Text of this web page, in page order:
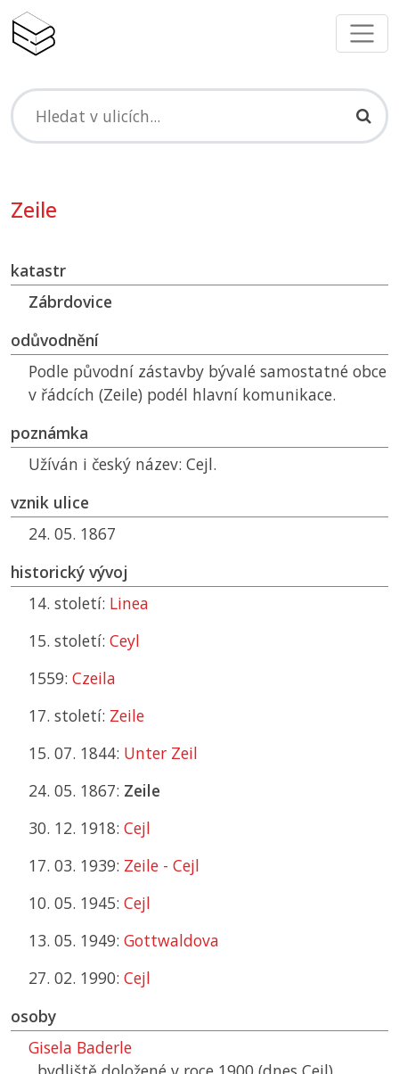
Zeile
katastr
Zábrdovice
odůvodnění
Podle původní zástavby bývalé samostatné obce
v řádcích (Zeile) podél hlavní komunikace.
poznámka
Užíván i český název: Cejl.
vznik ulice
24. 05. 1867
historický vývoj
14. století: Linea
15. století: Ceyl
1559: Czeila
17. století: Zeile
15. 07. 1844: Unter Zeil
24. 05. 1867: Zeile
30. 12. 1918: Cejl
17. 03. 1939: Zeile - Cejl
10. 05. 1945: Cejl
13. 05. 1949: Gottwaldova
27. 02. 1990: Cejl
osoby
Gisela Baderle